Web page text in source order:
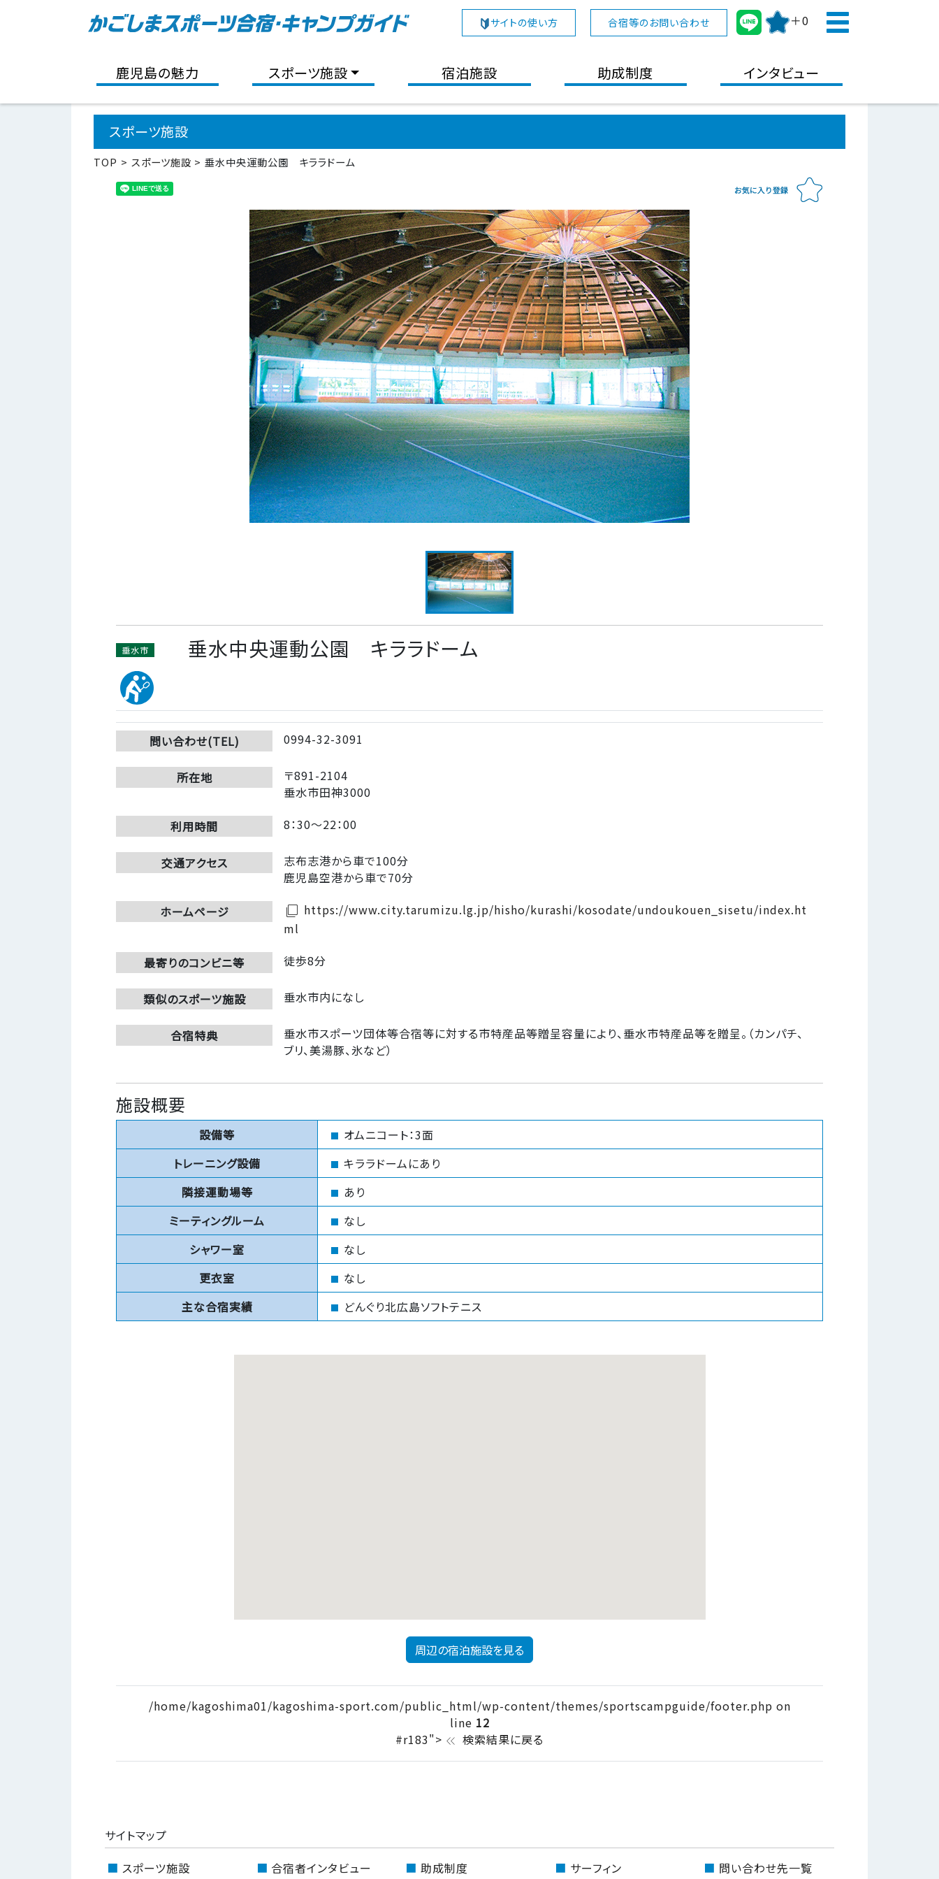
サイトの使い方 合宿等のお問い合わせ ＋0
鹿児島の魅力 スポーツ施設 宿泊施設 助成制度 インタビュー
スポーツ施設
TOP スポーツ施設 垂水中央運動公園 キララドーム
垂水市 垂水中央運動公園 キララドーム
問い合わせ(TEL) 0994-32-3091
所在地
〒891-2104
垂水市田神3000
利用時間 8：30～22：00
交通アクセス
志布志港から車で100分
鹿児島空港から車で70分
ホームページ filter_none https://www.city.tarumizu.lg.jp/hisho/kurashi/kosodate/undoukouen_sisetu/index.ht
ml
最寄りのコンビニ等 徒歩8分
類似のスポーツ施設 垂水市内になし
合宿特典
垂水市スポーツ団体等合宿等に対する市特産品等贈呈容量により、垂水市特産品等を贈呈。（カンパチ、
ブリ、美湯豚、氷など）
施設概要
設備等
オムニコート：3面
トレーニング設備
キララドームにあり
隣接運動場等
あり
ミーティングルーム
なし
シャワー室
なし
更衣室
なし
主な合宿実績
どんぐり北広島ソフトテニス
周辺の宿泊施設を見る
/home/kagoshima01/kagoshima-sport.com/public_html/wp-content/themes/sportscampguide/footer.php on
line 12
#r183"> keyboard_double_arrow_left 検索結果に戻る
サイトマップ
スポーツ施設
合宿者インタビュー 助成制度 サーフィン 問い合わせ先一覧